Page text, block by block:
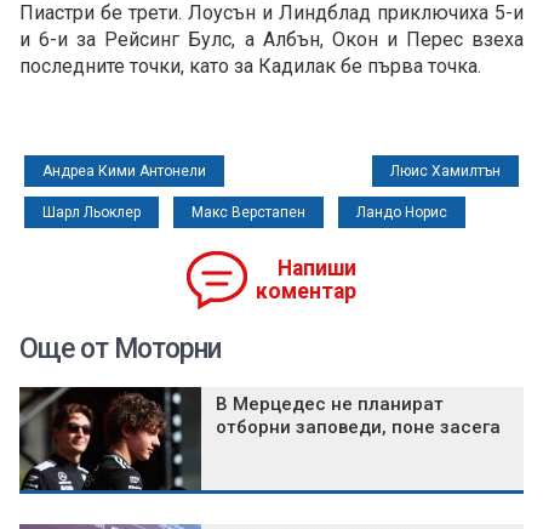
Пиастри бе трети. Лоусън и Линдблад приключиха 5-и
и 6-и за Рейсинг Булс, а Албън, Окон и Перес взеха
последните точки, като за Кадилак бе първа точка.
Андреа Кими Антонели Люис Хамилтън
Шарл Льоклер Макс Верстапен Ландо Норис
Напиши
коментар
Още от Моторни
В Мерцедес не планират
отборни заповеди, поне засега